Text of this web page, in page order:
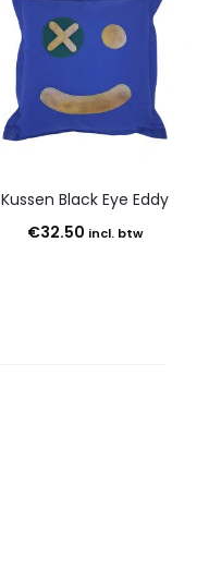
Kussen Black Eye Eddy
€32.50 incl. btw